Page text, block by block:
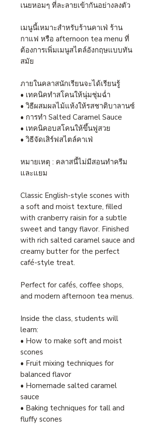
เนยหอมๆ ที่ละลายเข้ากันอย่างลงตัว
เมนูนี้เหมาะสำหรับร้านคาเฟ่ ร้าน
กาแฟ หรือ afternoon tea menu ที่
ต้องการเพิ่มเมนูสไตล์อังกฤษแบบทัน
สมัย
ภายในคลาสนักเรียนจะได้เรียนรู้
• เทคนิคทำสโคนให้นุ่มชุ่มฉ่ำ
• วิธีผสมผลไม้แห้งให้รสชาติบาลานซ์
• การทำ Salted Caramel Sauce
• เทคนิคอบสโคนให้ขึ้นฟูสวย
• วิธีจัดเสิร์ฟสไตล์คาเฟ่
หมายเหตุ : คลาสนี้ไม่มีสอนทำครีม
และแยม
Classic English-style scones with
a soft and moist texture, filled
with cranberry raisin for a subtle
sweet and tangy flavor. Finished
with rich salted caramel sauce and
creamy butter for the perfect
café-style treat.
Perfect for cafés, coffee shops,
and modern afternoon tea menus.
Inside the class, students will
learn:
• How to make soft and moist
scones
• Fruit mixing techniques for
balanced flavor
• Homemade salted caramel
sauce
• Baking techniques for tall and
fluffy scones